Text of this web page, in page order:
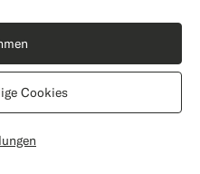
Inhalte zu sehen.
Staaten(USD)
Cookies